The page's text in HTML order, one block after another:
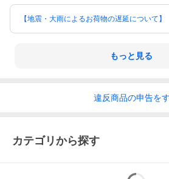
【地震・大雨によるお荷物の遅延について】
もっと見る
違反商品の申告を
カテゴリから探す